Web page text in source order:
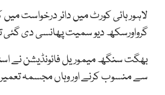
لاہور ہائی کورٹ میں دائر درخواست
گرواورسکھ دیو سمیت پھانسی دی گئی
بھگت سنگھ میموریل فائونڈیشن نے
سے منسوب کرنے اور وہاں مجسمہ